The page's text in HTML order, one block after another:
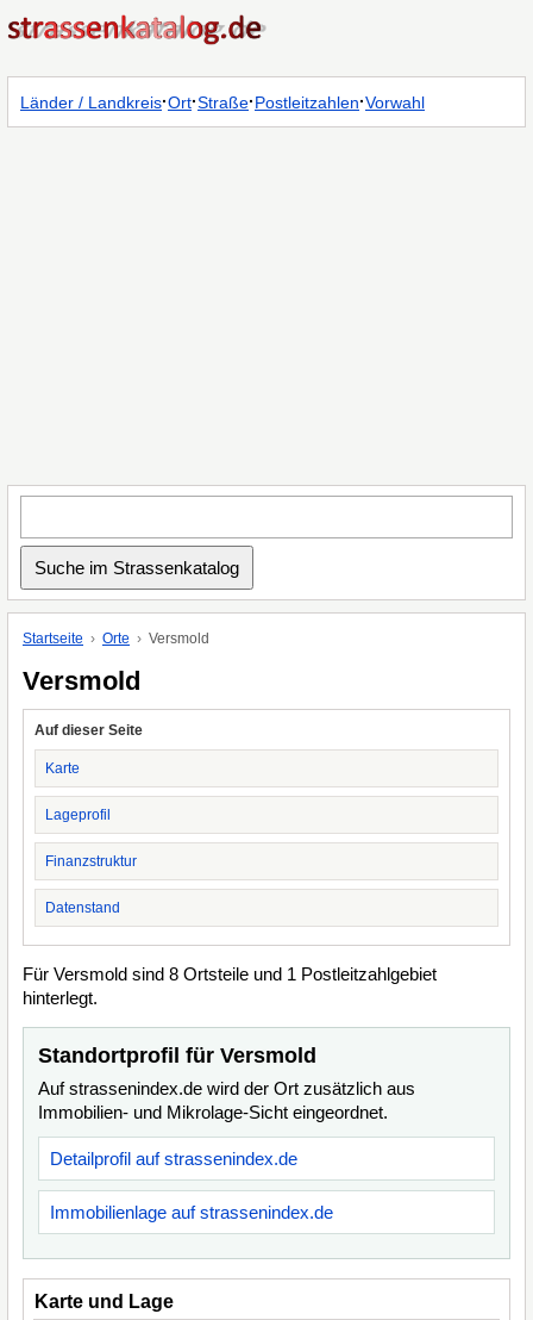
Länder / Landkreis·Ort·Straße·Postleitzahlen·Vorwahl
Startseite Orte Versmold
Versmold
Auf dieser Seite
Karte
Lageprofil
Finanzstruktur
Datenstand
Für Versmold sind 8 Ortsteile und 1 Postleitzahlgebiet
hinterlegt.
Standortprofil für Versmold
Auf strassenindex.de wird der Ort zusätzlich aus
Immobilien- und Mikrolage-Sicht eingeordnet.
Detailprofil auf strassenindex.de
Immobilienlage auf strassenindex.de
Karte und Lage